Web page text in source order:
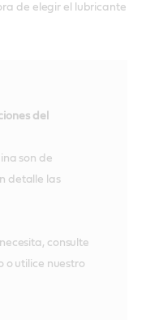
de elegir el lubricante
del
son de
detalle las
consulte
o utilice nuestro